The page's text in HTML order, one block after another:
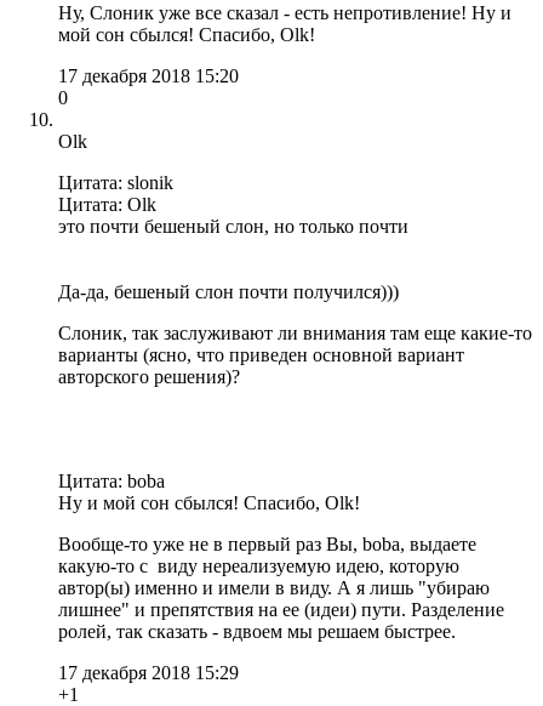
Ну, Слоник уже все сказал - есть непротивление! Ну и
мой сон сбылся! Спасибо, Olk!
17 декабря 2018 15:20
0
Olk
Цитата: slonik
Цитата: Olk
это почти бешеный слон, но только почти
Да-да, бешеный слон почти получился)))
Слоник, так заслуживают ли внимания там еще какие-то
варианты (ясно, что приведен основной вариант
авторского решения)?
Цитата: boba
Ну и мой сон сбылся! Спасибо, Olk!
Вообще-то уже не в первый раз Вы, boba, выдаете
какую-то с виду нереализуемую идею, которую
автор(ы) именно и имели в виду. А я лишь "убираю
лишнее" и препятствия на ее (идеи) пути. Разделение
ролей, так сказать - вдвоем мы решаем быстрее.
17 декабря 2018 15:29
+1